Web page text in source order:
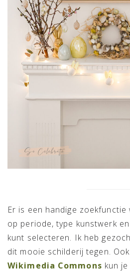
Er is een handige
op periode, type kunstwerk
kunt selecteren. Ik heb
dit mooie schilderij tegen.
Wikimedia Commons kun